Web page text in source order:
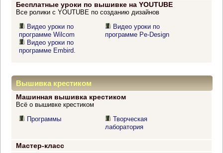
Бесплатные уроки по вышивке на YOUTUBE
Все ролики с YOUTUBE по созданию дизайнов
Видео уроки по
программе Wilcom
Видео уроки по
программе Embird.
Видео уроки по
программе Pe-Design
Вышивка крестиком
Машинная вышивка крестиком
Всё о вышивке крестиком
Программы
Творческая
лаборатория
Мастер-класс